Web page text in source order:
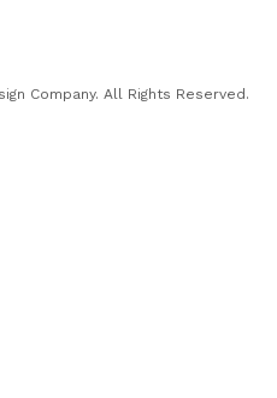
Company. All Rights Reserved.